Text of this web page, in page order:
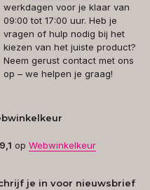
werkdagen voor je klaar van
09:00 tot 17:00 uur. Heb je
vragen of hulp nodig bij het
kiezen van het juiste product?
Neem gerust contact met ons
op – we helpen je graag!
9,1 op Webwinkelkeur
je in voor nieuwsbrief